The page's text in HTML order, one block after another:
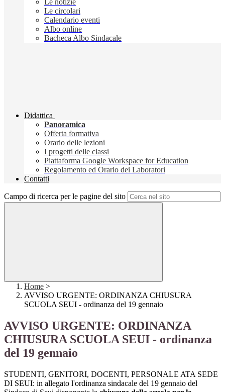
Le notizie
Le circolari
Calendario eventi
Albo online
Bacheca Albo Sindacale
Didattica
Panoramica
Offerta formativa
Orario delle lezioni
I progetti delle classi
Piattaforma Google Workspace for Education
Regolamento ed Orario dei Laboratori
Contatti
Campo di ricerca per le pagine del sito
Home >
AVVISO URGENTE: ORDINANZA CHIUSURA
SCUOLA SEUI - ordinanza del 19 gennaio
AVVISO URGENTE: ORDINANZA
CHIUSURA SCUOLA SEUI - ordinanza
del 19 gennaio
STUDENTI, GENITORI, DOCENTI, PERSONALE ATA SEDE
DI SEUI: in allegato l'ordinanza sindacale del 19 gennaio del